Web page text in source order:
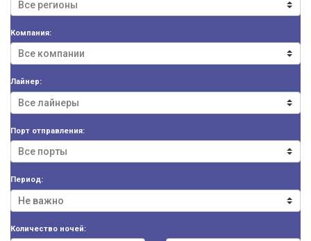
Компания:
Лайнер:
Порт отправления:
Период:
Количество ночей: